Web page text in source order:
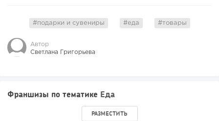
#подарки и сувениры #еда #товары
Автор
Светлана Григорьева
Франшизы по тематике Еда
РАЗМЕСТИТЬ